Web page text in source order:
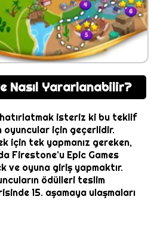
Nasıl Yararlanabilir?
isteriz ki bu teklif
oyuncular için geçerlidir.
için tek yapmanız gereken,
Firestone’u Epic Games
ve oyuna giriş yapmaktır.
ödülleri teslim
15. aşamaya ulaşmaları